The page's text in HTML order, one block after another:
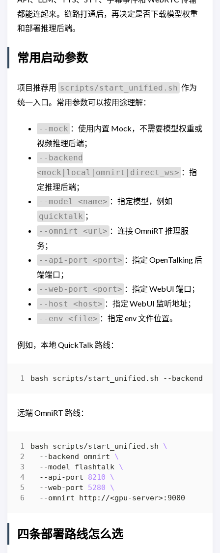
都能连起来。链路打通后，再决定是否下载模型权重
和部署推理后端。
常用启动参数
项目推荐用 scripts/start_unified.sh 作为
统一入口。常用参数可以按用途理解：
--mock ：使用内置 Mock，不需要模型权重或
视频推理后端；
--backend
<mock|local|omnirt|direct_ws> ：指
定推理后端；
--model <name> ：指定模型，例如
quicktalk ；
--omnirt <url> ：连接 OmniRT 推理服
务；
--api-port <port> ：指定 OpenTalking 后
端端口；
--web-port <port> ：指定 WebUI 端口；
--host <host> ：指定 WebUI 监听地址；
--env <file> ：指定 env 文件位置。
例如，本地 QuickTalk 路线：
bash scripts/start_unified.sh --backend
远端 OmniRT 路线：
bash scripts/start_unified.sh
  --backend omnirt
  --model flashtalk
  --api-port
8210
  --web-port
5280
四条部署路线怎么选